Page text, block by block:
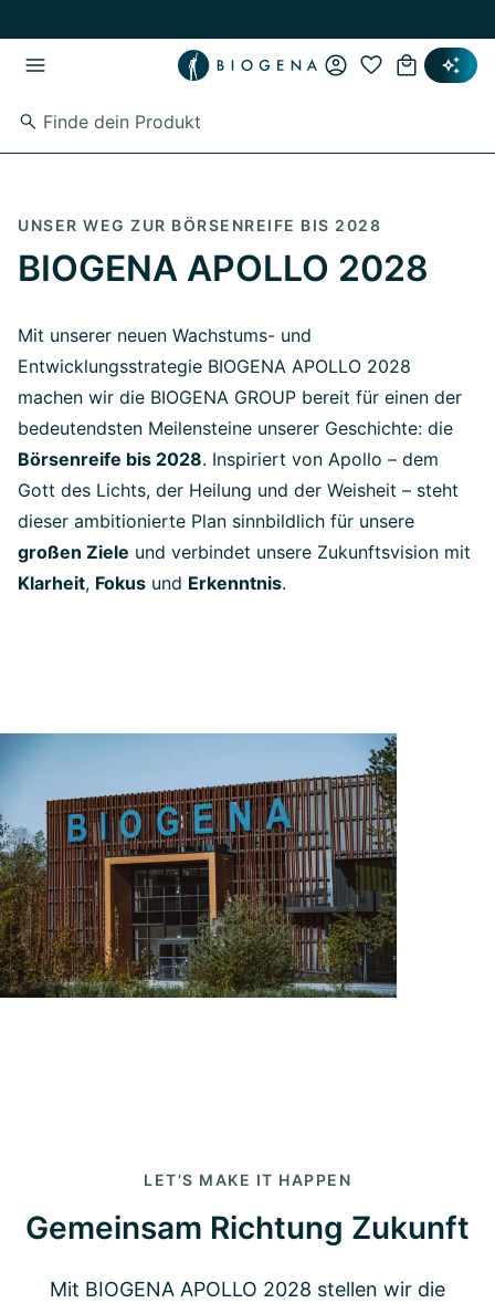
UNSER WEG ZUR BÖRSENREIFE BIS 2028
BIOGENA APOLLO 2028
Mit unserer neuen Wachstums- und
Entwicklungsstrategie BIOGENA APOLLO 2028
machen wir die BIOGENA GROUP bereit für einen der
bedeutendsten Meilensteine unserer Geschichte: die
Börsenreife bis 2028. Inspiriert von Apollo – dem
Gott des Lichts, der Heilung und der Weisheit – steht
dieser ambitionierte Plan sinnbildlich für unsere
großen Ziele und verbindet unsere Zukunftsvision mit
Klarheit, Fokus und Erkenntnis.
LET’S MAKE IT HAPPEN
Gemeinsam Richtung Zukunft
Mit BIOGENA APOLLO 2028 stellen wir die